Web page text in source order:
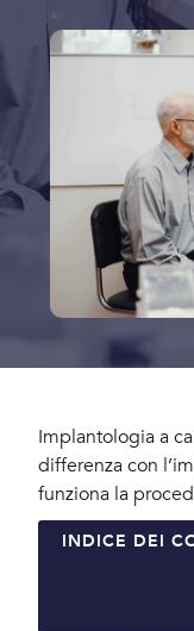
Implantologia a
differenza con
funziona la
INDICE DEI